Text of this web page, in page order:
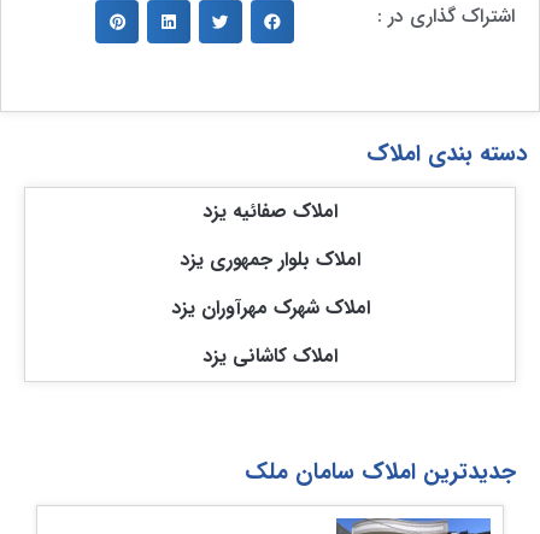
اشتراک گذاری در :
دسته بندی املاک
املاک صفائیه یزد
املاک بلوار جمهوری یزد
املاک شهرک مهرآوران یزد
املاک کاشانی یزد
جدیدترین املاک سامان ملک